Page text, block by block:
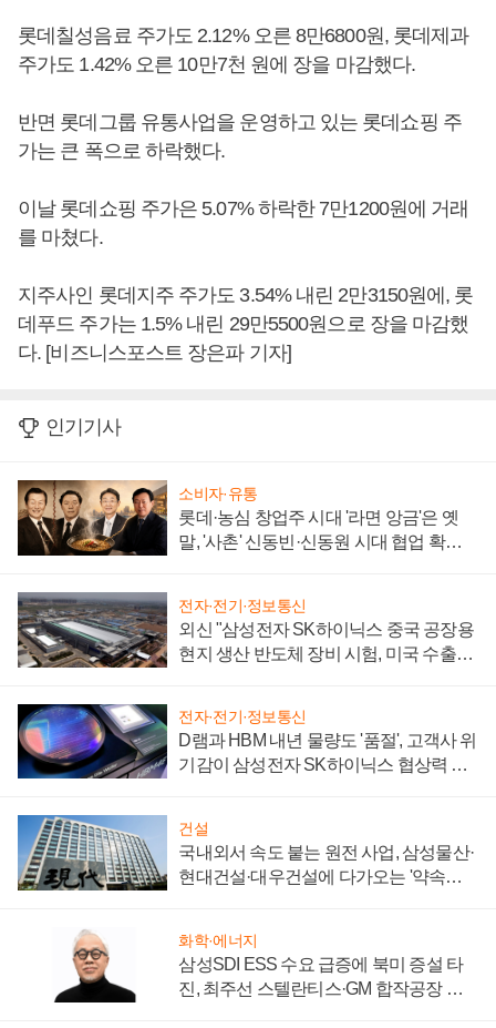
롯데칠성음료 주가도 2.12% 오른 8만6800원, 롯데제과
주가도 1.42% 오른 10만7천 원에 장을 마감했다.
반면 롯데그룹 유통사업을 운영하고 있는 롯데쇼핑 주
가는 큰 폭으로 하락했다.
이날 롯데쇼핑 주가은 5.07% 하락한 7만1200원에 거래
를 마쳤다.
지주사인 롯데지주 주가도 3.54% 내린 2만3150원에, 롯
데푸드 주가는 1.5% 내린 29만5500원으로 장을 마감했
다. [비즈니스포스트 장은파 기자]
인기기사
소비자·유통
롯데·농심 창업주 시대 '라면 앙금'은 옛
말, '사촌' 신동빈·신동원 시대 협업 확대
전자·전기·정보통신
외신 "삼성전자 SK하이닉스 중국 공장용
현지 생산 반도체 장비 시험, 미국 수출통
전자·전기·정보통신
D램과 HBM 내년 물량도 '품절', 고객사 위
기감이 삼성전자 SK하이닉스 협상력 더
건설
국내외서 속도 붙는 원전 사업, 삼성물산·
현대건설·대우건설에 다가오는 '약속의
화학·에너지
삼성SDI ESS 수요 급증에 북미 증설 타
진, 최주선 스텔란티스·GM 합작공장 건